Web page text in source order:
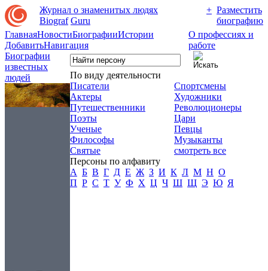
Журнал о знаменитых людях
Biograf Guru
+ Разместить
биографию
ГлавнаяНовостиБиографииИстории
ДобавитьНавигация
О профессиях и
работе
Биографии
известных
людей
По виду деятельности
Писатели
Актеры
Путешественники
Поэты
Ученые
Философы
Святые
Спортсмены
Художники
Революционеры
Цари
Певцы
Музыканты
смотреть все
Персоны по алфавиту
А Б В Г Д Е Ж З И К Л М Н О
П Р С Т У Ф Х Ц Ч Ш Щ Э Ю Я